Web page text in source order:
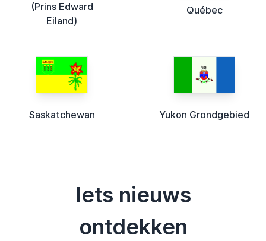
(Prins Edward
Eiland)
Québec
Saskatchewan Yukon Grondgebied
Iets nieuws
ontdekken